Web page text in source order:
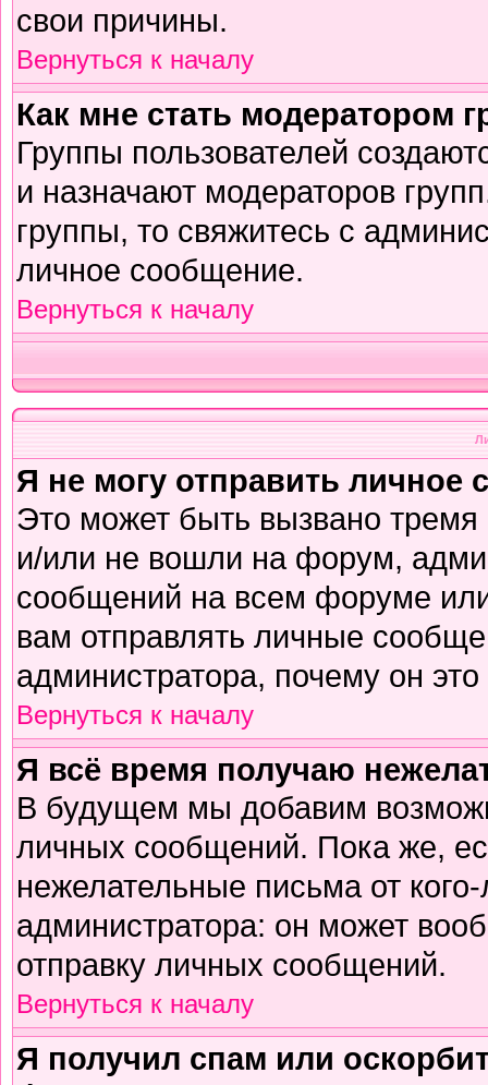
свои причины.
Вернуться к началу
Как мне стать модератором
Группы пользователей
и назначают модераторов
группы, то свяжитесь с
личное сообщение.
Вернуться к началу
Я не могу отправить личное
Это может быть вызвано
и/или не вошли на форум,
сообщений на всем форуме
вам отправлять личные
администратора, почему он
Вернуться к началу
Я всё время получаю
В будущем мы добавим
личных сообщений. Пока же,
нежелательные письма от
администратора: он может
отправку личных сообщений.
Вернуться к началу
Я получил спам или